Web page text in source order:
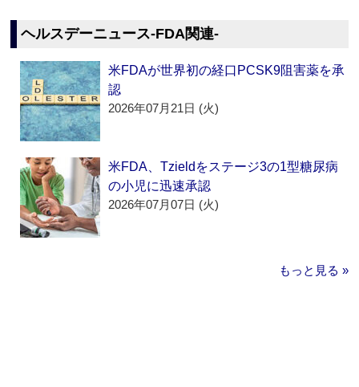
ヘルスデーニュース‐FDA関連‐
米FDAが世界初の経口PCSK9阻害薬を承
認
2026年07月21日 (火)
米FDA、Tzieldをステージ3の1型糖尿病
の小児に迅速承認
2026年07月07日 (火)
もっと見る »